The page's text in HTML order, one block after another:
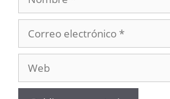
electrónico